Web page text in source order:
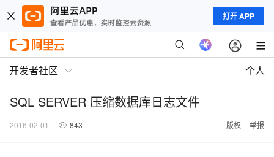
打开 APP
开发者社区 个人
SQL SERVER 压缩数据库日志文件
2016-02-01 843 版权 举报